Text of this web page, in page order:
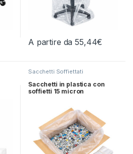
A partire da55,44€
Sacchetti Soffiettati
Sacchetti in plastica con
soffietti 15 micron